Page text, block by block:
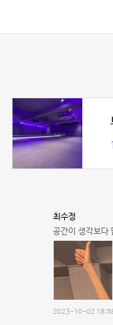
최수정
공간이 생각보다
2023-10-02